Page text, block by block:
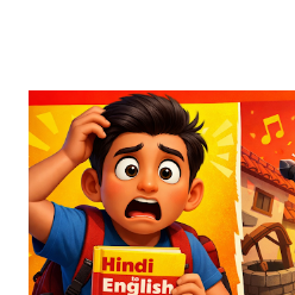
वक्त बदलते देर नहीं लगती। जिस तरह नुसरत
दिल्लगी भूल जानी पड़ेगी गाकर इश्क़ और
कलाम हमें 'शुक्र' (Gratitude) का पाठ
रचना के हिंदी बोल (Lyrics), उसके गूढ़ अर्थ
...